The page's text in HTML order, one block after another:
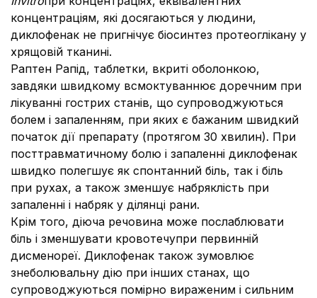
концентраціям, які досягаються у людини,
диклофенак не пригнічує біосинтез протеоглікану у
хрящовій тканині.
Раптен Рапід, таблетки, вкриті оболонкою,
завдяки швидкому всмоктуваннює доречним при
лікуванні гострих станів, що супроводжуються
болем і запаленням, при яких є бажаним швидкий
початок дії препарату (протягом 30 хвилин). При
посттравматичному болю і запаленні диклофенак
швидко полегшує як спонтанний біль, так і біль
при рухах, а також зменшує набряклість при
запаленні і набряк у ділянці рани.
Крім того, діюча речовина може послаблювати
біль і зменшувати кровотечупри первинній
дисменореї. Диклофенак також зумовлює
знеболювальну дію при інших станах, що
супроводжуються помірно вираженим і сильним